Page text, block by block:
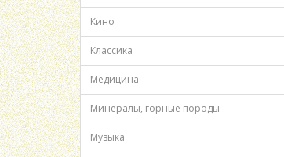
Кино
Классика
Медицина
Минералы, горные породы
Музыка